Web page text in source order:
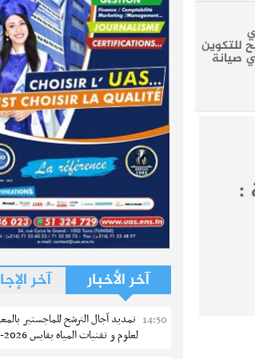
للتكوين
صيانة
:
آخر الأخبار آخر
14:50 تمديد آجال الترشح للماجستير
لعلوم و تقنيات المياه بقابس 2026-2027